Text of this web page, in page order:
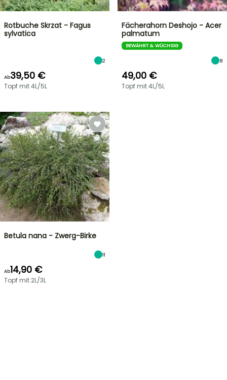
Rotbuche Skrzat - Fagus
sylvatica
2
Ab39,50 €
Topf mit 4L/5L
Fächerahorn Deshojo - Acer
palmatum
BEWÄHRT & WÜCHSIG
8
49,00 €
Topf mit 4L/5L
Betula nana - Zwerg-Birke
11
Ab14,90 €
Topf mit 2L/3L